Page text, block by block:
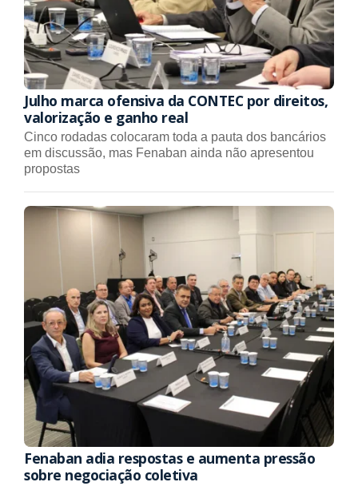
Julho marca ofensiva da CONTEC por direitos,
valorização e ganho real
Cinco rodadas colocaram toda a pauta dos bancários
em discussão, mas Fenaban ainda não apresentou
propostas
Fenaban adia respostas e aumenta pressão
sobre negociação coletiva